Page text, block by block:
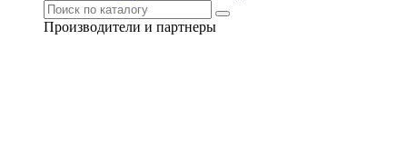
Производители и партнеры